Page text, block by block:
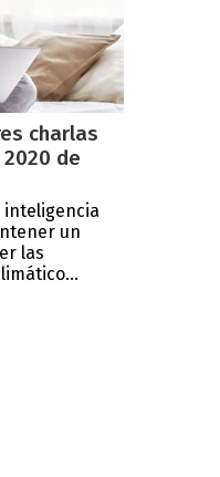
charlas
de
inteligencia
un
las